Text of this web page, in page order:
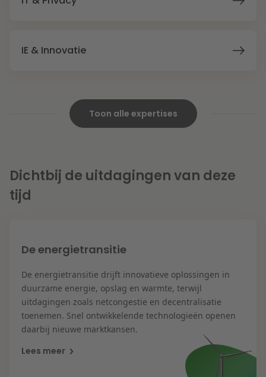
IE & Innovatie
Toon alle expertises
Energie
Zorg & Sociaal domein
Vastgoed
Overheid & Omgeving
Dichtbij de uitdagingen van deze
tijd
De energietransitie
De energietransitie drijft innovatieve oplossingen in
duurzame energie, opslag en warmte, terwijl
uitdagingen zoals netcongestie en decentralisatie
toenemen. Snel ontwikkelende technologieën openen
daarbij nieuwe marktkansen.
Lees meer